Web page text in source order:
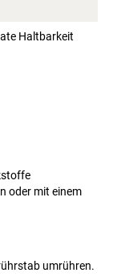
Haltbarkeit
oder mit einem
umrühren.